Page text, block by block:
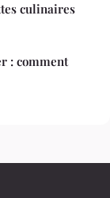
culinaires
: comment